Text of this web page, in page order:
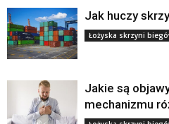
Jak huczy
Łożyska skrzyni
Jakie są
mechanizmu